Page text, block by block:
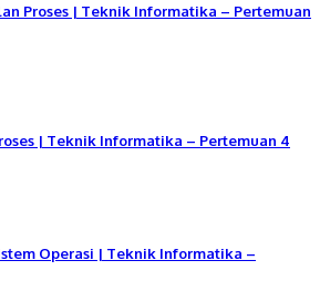
Proses | Teknik Informatika – Pertemuan
| Teknik Informatika – Pertemuan 4
Operasi | Teknik Informatika –